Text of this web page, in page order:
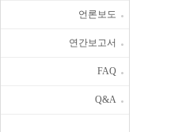
언론보도
연간보고서
FAQ
Q&A